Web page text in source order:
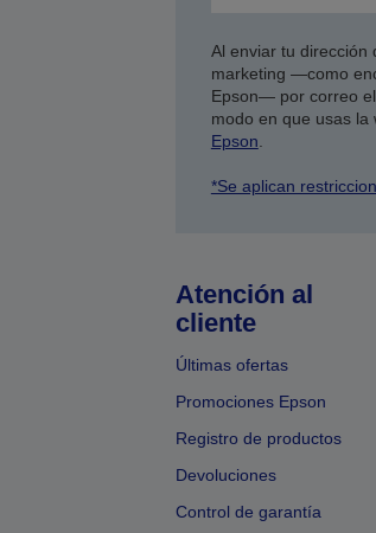
Al enviar tu dirección
marketing —como
Epson— por correo
modo en que usas la
Epson
*Se aplican
Atención al
cliente
Últimas ofertas
Promociones Epson
Registro de productos
Devoluciones
Control de garantía